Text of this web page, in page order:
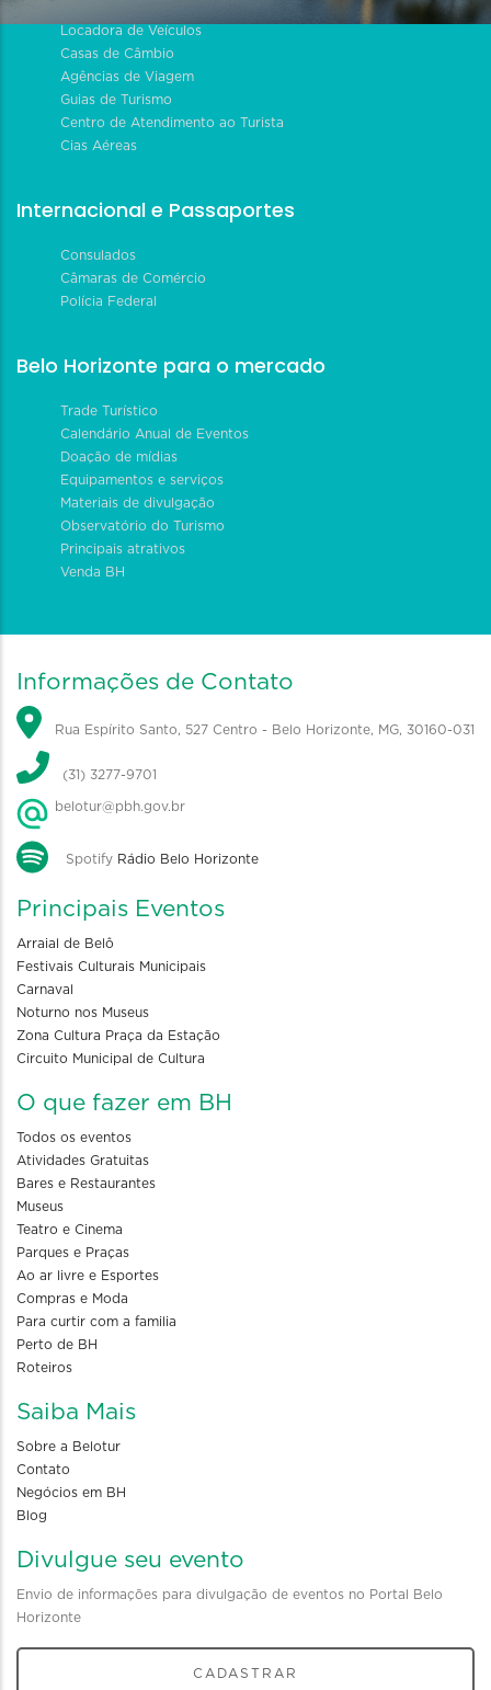
Locadora de Veículos
Casas de Câmbio
Agências de Viagem
Guias de Turismo
Centro de Atendimento ao Turista
Cias Aéreas
Internacional e Passaportes
Consulados
Câmaras de Comércio
Polícia Federal
Belo Horizonte para o mercado
Trade Turístico
Calendário Anual de Eventos
Doação de mídias
Equipamentos e serviços
Materiais de divulgação
Observatório do Turismo
Principais atrativos
Venda BH
Informações de Contato
Rua Espírito Santo, 527 Centro - Belo Horizonte, MG, 30160-031
(31) 3277-9701
belotur@pbh.gov.br
Spotify Rádio Belo Horizonte
Principais Eventos
Arraial de Belô
Festivais Culturais Municipais
Carnaval
Noturno nos Museus
Zona Cultura Praça da Estação
Circuito Municipal de Cultura
O que fazer em BH
Todos os eventos
Atividades Gratuitas
Bares e Restaurantes
Museus
Teatro e Cinema
Parques e Praças
Ao ar livre e Esportes
Compras e Moda
Para curtir com a familia
Perto de BH
Roteiros
Saiba Mais
Sobre a Belotur
Contato
Negócios em BH
Blog
Divulgue seu evento
Envio de informações para divulgação de eventos no Portal Belo
Horizonte
CADASTRAR